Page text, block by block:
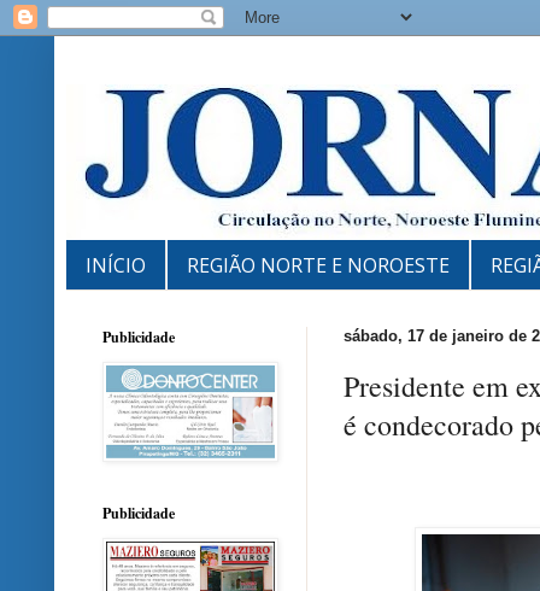
INÍCIO REGIÃO NORTE E NOROESTE
sábado, 17 de janeiro de
Presidente em
é condecorado
Publicidade
Publicidade